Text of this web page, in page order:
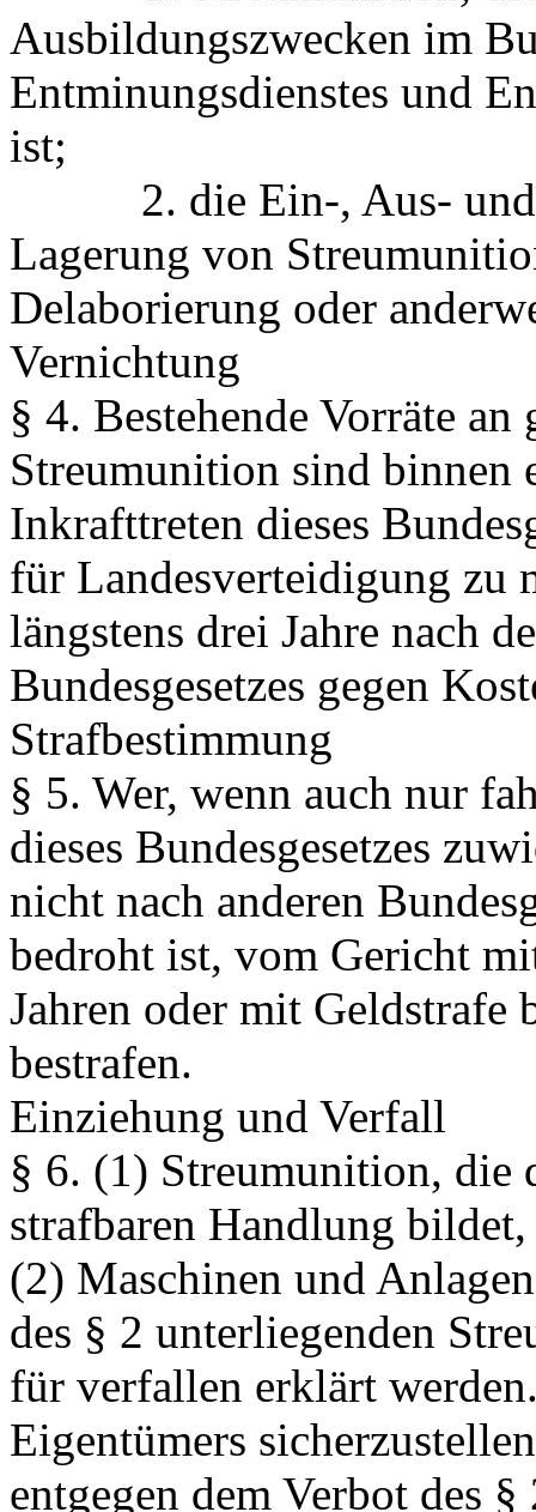
Ausbildungszwecken im
Entminungsdienstes und
ist;
2. die Ein-, Aus- und
Lagerung von
Delaborierung oder
Vernichtung
§ 4. Bestehende Vorräte
Streumunition sind binnen
Inkrafttreten dieses
für Landesverteidigung zu
längstens drei Jahre nach
Bundesgesetzes gegen
Strafbestimmung
§ 5. Wer, wenn auch nur
dieses Bundesgesetzes
nicht nach anderen
bedroht ist, vom Gericht
Jahren oder mit Geldstrafe
bestrafen.
Einziehung und Verfall
§ 6. (1) Streumunition, die
strafbaren Handlung
(2) Maschinen und
des § 2 unterliegenden
für verfallen erklärt
Eigentümers
entgegen dem Verbot des